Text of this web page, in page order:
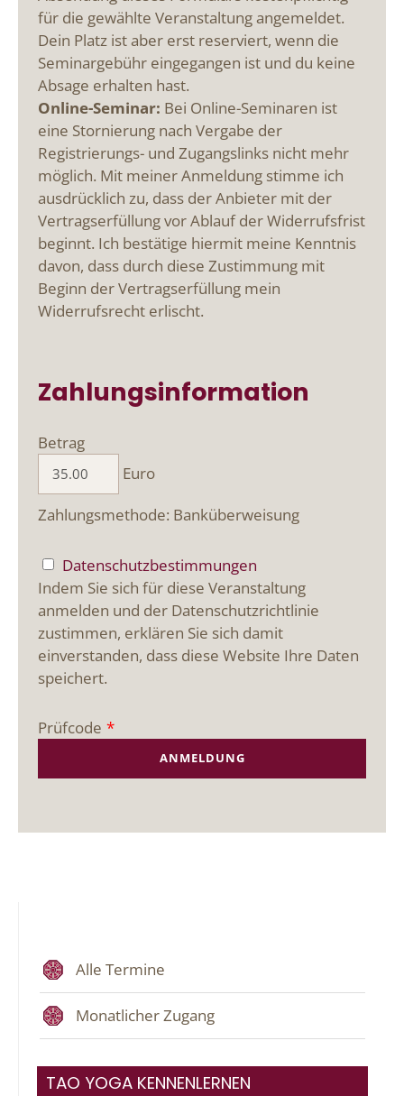
für die gewählte Veranstaltung angemeldet.
Dein Platz ist aber erst reserviert, wenn die
Seminargebühr eingegangen ist und du keine
Absage erhalten hast.
Online-Seminar: Bei Online-Seminaren ist
eine Stornierung nach Vergabe der
Registrierungs- und Zugangslinks nicht mehr
möglich. Mit meiner Anmeldung stimme ich
ausdrücklich zu, dass der Anbieter mit der
Vertragserfüllung vor Ablauf der Widerrufsfrist
beginnt. Ich bestätige hiermit meine Kenntnis
davon, dass durch diese Zustimmung mit
Beginn der Vertragserfüllung mein
Widerrufsrecht erlischt.
Zahlungsinformation
Betrag
Euro
Zahlungsmethode: Banküberweisung
Datenschutzbestimmungen
Indem Sie sich für diese Veranstaltung
anmelden und der Datenschutzrichtlinie
zustimmen, erklären Sie sich damit
einverstanden, dass diese Website Ihre Daten
speichert.
Prüfcode *
Alle Termine
Monatlicher Zugang
TAO YOGA KENNENLERNEN